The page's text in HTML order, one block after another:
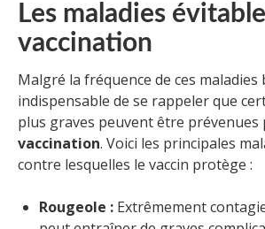
Les maladies
vaccination
Malgré la fréquence de ces maladies
indispensable de se rappeler que
plus graves peuvent être prévenues
vaccination. Voici les principales
contre lesquelles le vaccin protège :
Rougeole : Extrêmement